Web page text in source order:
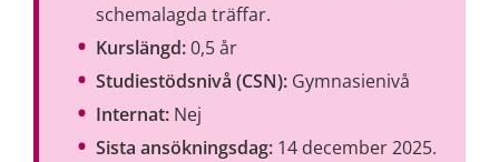
schemalagda träffar.
Kurslängd: 0,5 år
Studiestödsnivå (CSN): Gymnasienivå
Internat: Nej
Sista ansökningsdag: 14 december 2025.